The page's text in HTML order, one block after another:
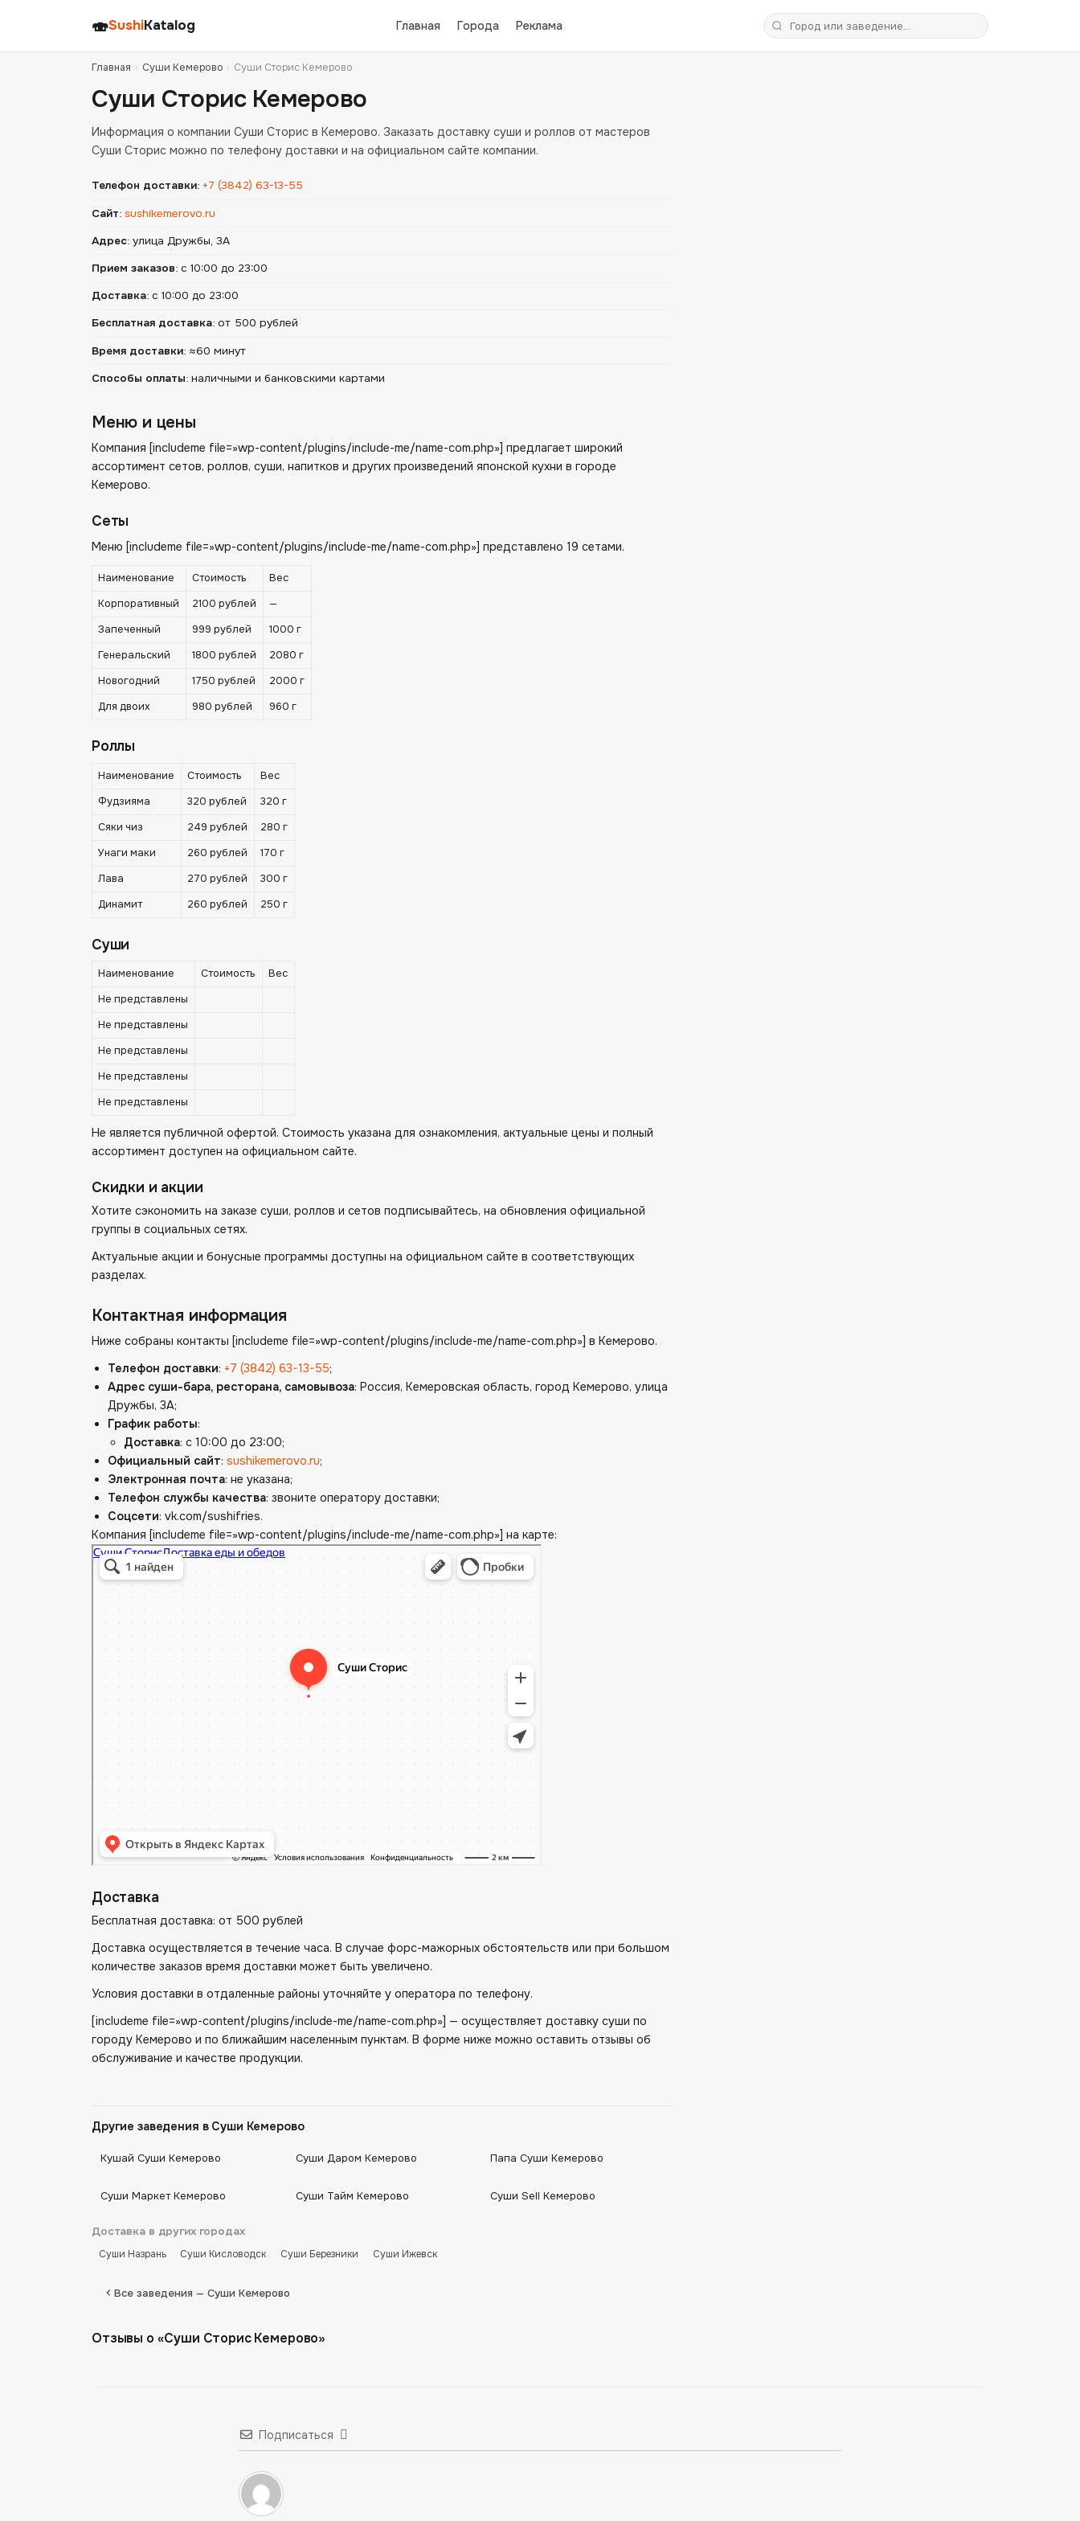
🍣SushiKatalog Главная Города Реклама
Главная › Суши Кемерово › Суши Сторис Кемерово
Суши Сторис Кемерово
Информация о компании Суши Сторис в Кемерово. Заказать доставку суши и роллов от мастеров
Суши Сторис можно по телефону доставки и на официальном сайте компании.
Телефон доставки: +7 (3842) 63-13-55
Сайт: sushikemerovo.ru
Адрес: улица Дружбы, 3А
Прием заказов: с 10:00 до 23:00
Доставка: с 10:00 до 23:00
Бесплатная доставка: от 500 рублей
Время доставки: ≈60 минут
Способы оплаты: наличными и банковскими картами
Меню и цены
Компания [includeme file=»wp-content/plugins/include-me/name-com.php»] предлагает широкий
ассортимент сетов, роллов, суши, напитков и других произведений японской кухни в городе
Кемерово.
Сеты
Меню [includeme file=»wp-content/plugins/include-me/name-com.php»] представлено 19 сетами.
Наименование Стоимость
Вес
Корпоративный
2100 рублей
—
Запеченный
999 рублей
1000 г
Генеральский
1800 рублей
2080 г
Новогодний
1750 рублей
2000 г
Для двоих
980 рублей 960 г
Роллы
Наименование Стоимость
Вес
Фудзияма
320 рублей
320 г
Сяки чиз
249 рублей
280 г
Унаги маки
260 рублей
170 г
Лава
270 рублей
300 г
Динамит
260 рублей 250 г
Суши
Наименование Стоимость
Вес
Не представлены
Не представлены
Не представлены
Не представлены
Не представлены
Не является публичной офертой. Стоимость указана для ознакомления, актуальные цены и полный
ассортимент доступен на официальном сайте.
Скидки и акции
Хотите сэкономить на заказе суши, роллов и сетов подписывайтесь, на обновления официальной
группы в социальных сетях.
Актуальные акции и бонусные программы доступны на официальном сайте в соответствующих
разделах.
Контактная информация
Ниже собраны контакты [includeme file=»wp-content/plugins/include-me/name-com.php»] в Кемерово.
Телефон доставки: +7 (3842) 63-13-55;
Адрес суши-бара, ресторана, самовывоза: Россия, Кемеровская область, город Кемерово, улица
Дружбы, 3А;
График работы:
Доставка: с 10:00 до 23:00;
Официальный сайт:sushikemerovo.ru;
Электронная почта: не указана;
Телефон службы качества: звоните оператору доставки;
Соцсети: vk.com/sushifries.
Компания [includeme file=»wp-content/plugins/include-me/name-com.php»] на карте:
Доставка
Бесплатная доставка: от 500 рублей
Доставка осуществляется в течение часа. В случае форс-мажорных обстоятельств или при большом
количестве заказов время доставки может быть увеличено.
Условия доставки в отдаленные районы уточняйте у оператора по телефону.
[includeme file=»wp-content/plugins/include-me/name-com.php»] — осуществляет доставку суши по
городу Кемерово и по ближайшим населенным пунктам. В форме ниже можно оставить отзывы об
обслуживание и качестве продукции.
Другие заведения в Суши Кемерово
Кушай Суши Кемерово Суши Даром Кемерово Папа Суши Кемерово
Суши Маркет Кемерово Суши Тайм Кемерово Суши Sell Кемерово
Доставка в других городах
Суши Назрань Суши Кисловодск Суши Березники Суши Ижевск
Все заведения — Суши Кемерово
Отзывы о «Суши Сторис Кемерово»
Подписаться